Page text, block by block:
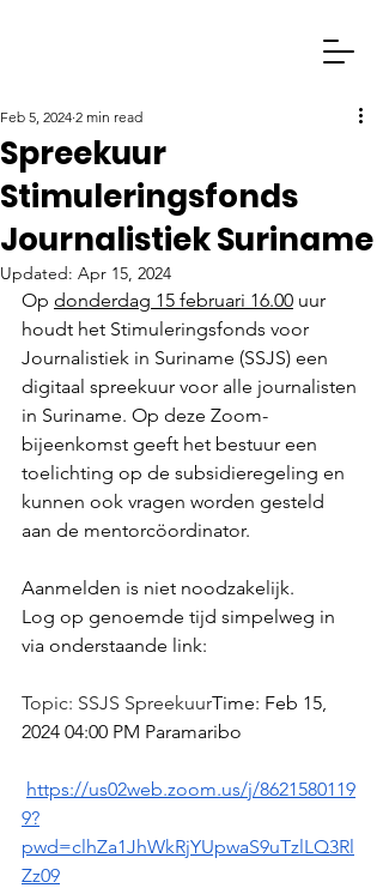
Spreekuur
Stimuleringsfonds
Journalistiek Suriname
Feb 5, 2024 2 min read
Updated: Apr 15, 2024
Op donderdag 15 februari 16.00 uur
houdt het Stimuleringsfonds voor
Journalistiek in Suriname (SSJS) een
digitaal spreekuur voor alle journalisten
in Suriname. Op deze Zoom-
bijeenkomst geeft het bestuur een
toelichting op de subsidieregeling en
kunnen ook vragen worden gesteld
aan de mentorcöordinator.
Aanmelden is niet noodzakelijk.
Log op genoemde tijd simpelweg in
via onderstaande link:
Topic: SSJS SpreekuurTime: Feb 15,
2024 04:00 PM Paramaribo
https://us02web.zoom.us/j/8621580119
9?
pwd=clhZa1JhWkRjYUpwaS9uTzlLQ3Rl
Zz09